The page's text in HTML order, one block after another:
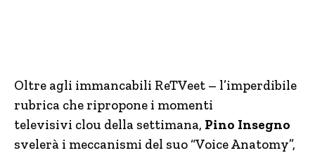
Oltre agli immancabili ReTVeet – l’imperdibile
rubrica che ripropone i momenti
televisivi clou della settimana, Pino Insegno
svelerà i meccanismi del suo “Voice Anatomy”,